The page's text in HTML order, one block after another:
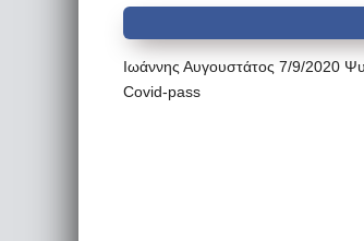
Ιωάννης Αυγουστάτος 7/9/2020
Covid-pass